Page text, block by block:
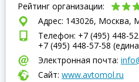
Рейтинг организации:
Адрес: 143026, Москва,
Телефон: +7 (495) 448-
+7 (495) 448-57-58
Электронная почта:
Сайт: www.avtomol.ru